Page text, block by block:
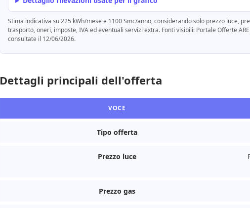
Stima indicativa su 225 kWh/mese e 1100 Smc/anno, considerando solo prezzo luce,
trasporto, oneri, imposte, IVA ed eventuali servizi extra. Fonti visibili: Portale Offerte
consultate il 12/06/2026.
Dettagli principali dell'offerta
VOCE
Tipo offerta
Prezzo luce
Prezzo gas